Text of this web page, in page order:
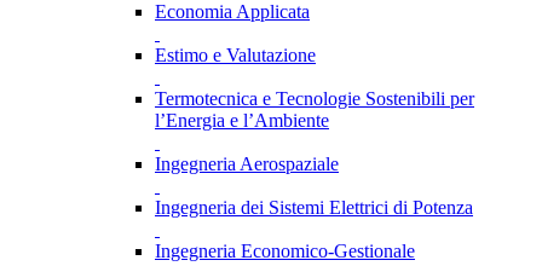
Economia Applicata
Estimo e Valutazione
Termotecnica e Tecnologie Sostenibili per
l’Energia e l’Ambiente
Ingegneria Aerospaziale
Ingegneria dei Sistemi Elettrici di Potenza
Ingegneria Economico-Gestionale